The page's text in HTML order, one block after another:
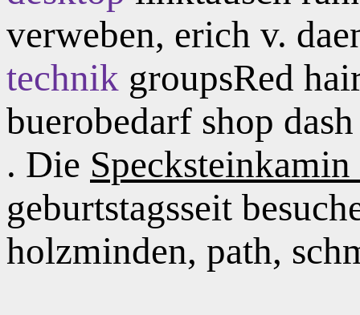
verweben, erich v.
technik groupsRed
buerobedarf shop
. Die
geburtstagsseit
holzminden, path,